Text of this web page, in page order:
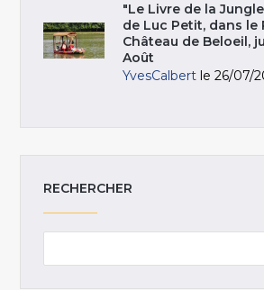
"Le Livre de la
de Luc Petit, dans le
Château de Beloeil,
Août
YvesCalbert le 26/07/
RECHERCHER